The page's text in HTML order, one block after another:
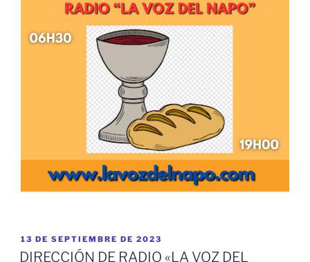
PUBLICADO
EL
13 DE SEPTIEMBRE DE 2023
DIRECCIÓN DE RADIO «LA VOZ DEL